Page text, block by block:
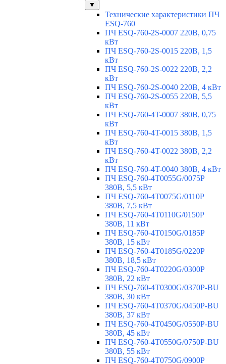
▼
Технические характеристики ПЧ
ESQ-760
ПЧ ESQ-760-2S-0007 220В, 0,75
кВт
ПЧ ESQ-760-2S-0015 220В, 1,5
кВт
ПЧ ESQ-760-2S-0022 220В, 2,2
кВт
ПЧ ESQ-760-2S-0040 220В, 4 кВт
ПЧ ESQ-760-2S-0055 220В, 5,5
кВт
ПЧ ESQ-760-4T-0007 380В, 0,75
кВт
ПЧ ESQ-760-4T-0015 380В, 1,5
кВт
ПЧ ESQ-760-4T-0022 380В, 2,2
кВт
ПЧ ESQ-760-4T-0040 380В, 4 кВт
ПЧ ESQ-760-4T0055G/0075P
380В, 5,5 кВт
ПЧ ESQ-760-4T0075G/0110P
380В, 7,5 кВт
ПЧ ESQ-760-4T0110G/0150P
380В, 11 кВт
ПЧ ESQ-760-4T0150G/0185P
380В, 15 кВт
ПЧ ESQ-760-4T0185G/0220P
380В, 18,5 кВт
ПЧ ESQ-760-4T0220G/0300P
380В, 22 кВт
ПЧ ESQ-760-4T0300G/0370P-BU
380В, 30 кВт
ПЧ ESQ-760-4T0370G/0450P-BU
380В, 37 кВт
ПЧ ESQ-760-4T0450G/0550P-BU
380В, 45 кВт
ПЧ ESQ-760-4T0550G/0750P-BU
380В, 55 кВт
ПЧ ESQ-760-4T0750G/0900P